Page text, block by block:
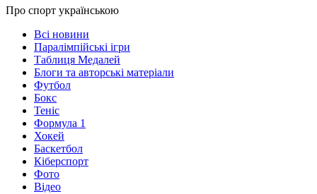
Про спорт українською
Всі новини
Паралімпійські ігри
Таблиця Медалей
Блоги та авторські матеріали
Футбол
Бокс
Теніс
Формула 1
Хокей
Баскетбол
Кіберспорт
Фото
Відео